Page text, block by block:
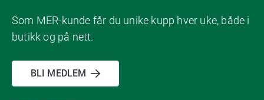
Som MER-kunde får du unike kupp hver uke, både i
butikk og på nett.
BLI MEDLEM